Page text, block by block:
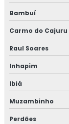
Bambuí
Carmo do Cajuru
Raul Soares
Inhapim
Ibiá
Muzambinho
Perdões